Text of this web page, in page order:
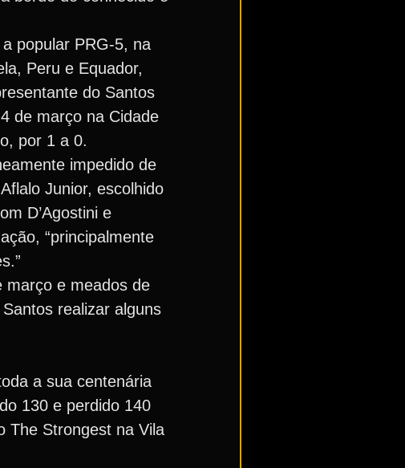
popular PRG-5, na
Peru e Equador,
do Santos
de março na Cidade
por 1 a 0.
impedido de
Junior, escolhido
D’Agostini e
“principalmente
março e meados de
realizar alguns
a sua centenária
130 e perdido 140
The Strongest na Vila